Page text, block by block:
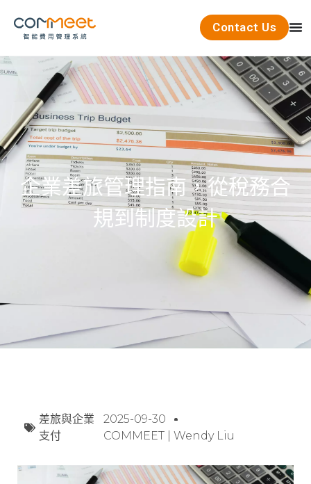
Contact Us
企業差旅管理指南，從稅務合
規到制度設計
差旅與企業
支付
2025-09-30
COMMEET | Wendy Liu